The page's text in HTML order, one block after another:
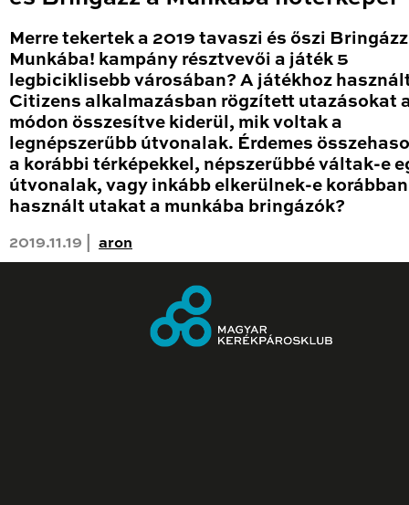
Merre tekertek a 2019 tavaszi és őszi
Munkába! kampány résztvevői a játék 5
legbiciklisebb városában? A játékhoz
Citizens alkalmazásban rögzített utazásokat
módon összesítve kiderül, mik voltak a
legnépszerűbb útvonalak. Érdemes
a korábbi térképekkel, népszerűbbé váltak-e
útvonalak, vagy inkább elkerülnek-e
használt utakat a munkába bringázók?
2019.11.19 | aron